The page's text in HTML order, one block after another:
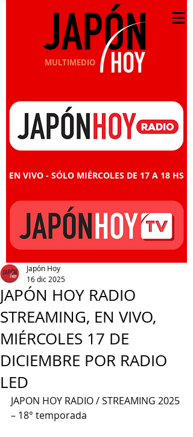
MULTIMEDIO
EN VIVO - SÓLO MIÉRCOLES DE 17 A 18 HS
JAPÓN HOY RADIO
STREAMING, EN VIVO,
MIÉRCOLES 17 DE
DICIEMBRE POR RADIO
LED
Japón Hoy
16 dic 2025
JAPON HOY RADIO / STREAMING 2025
– 18° temporada